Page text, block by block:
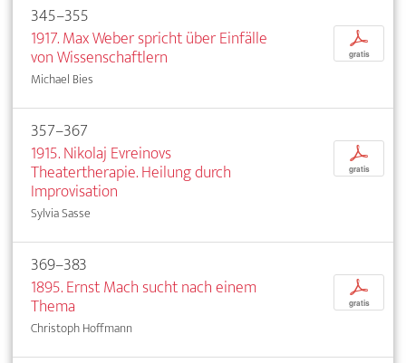
345–355
1917. Max Weber spricht über Einfälle
von Wissenschaftlern
Michael Bies
p
gratis
357–367
1915. Nikolaj Evreinovs
Theatertherapie. Heilung durch
Improvisation
Sylvia Sasse
p
gratis
369–383
1895. Ernst Mach sucht nach einem
Thema
Christoph Hoffmann
p
gratis